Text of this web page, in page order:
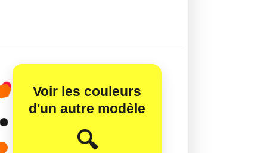
Voir les couleurs
d'un autre modèle
🔍